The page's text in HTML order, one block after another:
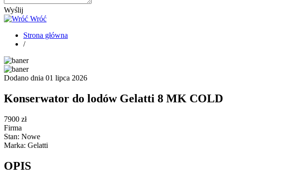
Wyślij
Wróć
Strona główna
/
Dodano dnia 01 lipca 2026
Konserwator do lodów Gelatti 8 MK COLD
7900 zł
Firma
Stan: Nowe
Marka: Gelatti
OPIS